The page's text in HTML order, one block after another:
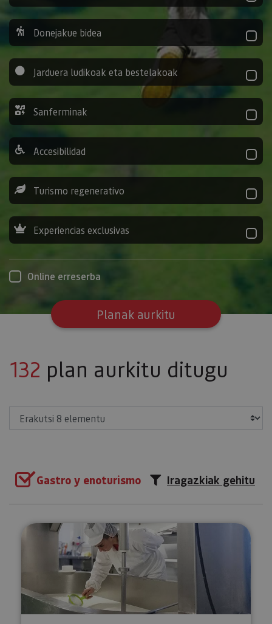
Donejakue bidea
Jarduera ludikoak eta bestelakoak
Sanferminak
Accesibilidad
Turismo regenerativo
Experiencias exclusivas
Online erreserba
Planak aurkitu
132 plan aurkitu ditugu
Gastro y enoturismo Iragazkiak gehitu
Bisita gidatua gaztandegira